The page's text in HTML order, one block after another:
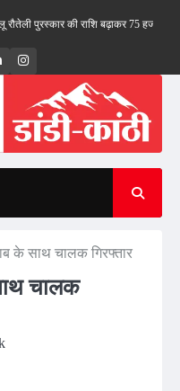
की राशि बढ़ाकर 75 हजार रुपये की
LinkedInInstagram
के साथ चालक गिरफ्तार
चालक